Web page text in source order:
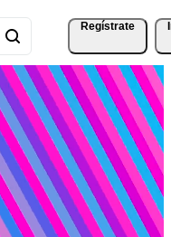
Regístrate